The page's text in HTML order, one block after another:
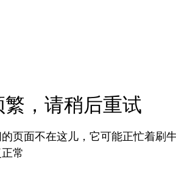
繁，请稍后重试
页面不在这儿，它可能正忙着刷
常